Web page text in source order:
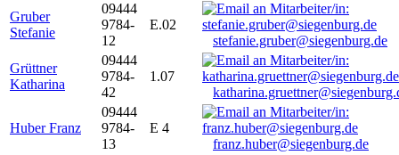
Gruber
Stefanie
09444
9784-
12
E.02
stefanie.gruber@siegenburg.de
Grüttner
Katharina
09444
9784-
42
1.07
Huber Franz
09444
9784-
13
E 4
franz.huber@siegenburg.de